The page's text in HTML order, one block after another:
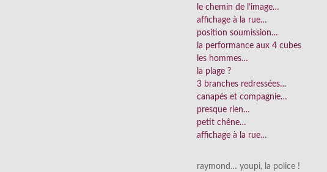
le chemin de l’image…
affichage à la rue…
position soumission…
la performance aux 4 cubes
les hommes…
la plage ?
3 branches redressées…
canapés et compagnie…
presque rien…
petit chêne…
affichage à la rue…
raymond… youpi, la police !